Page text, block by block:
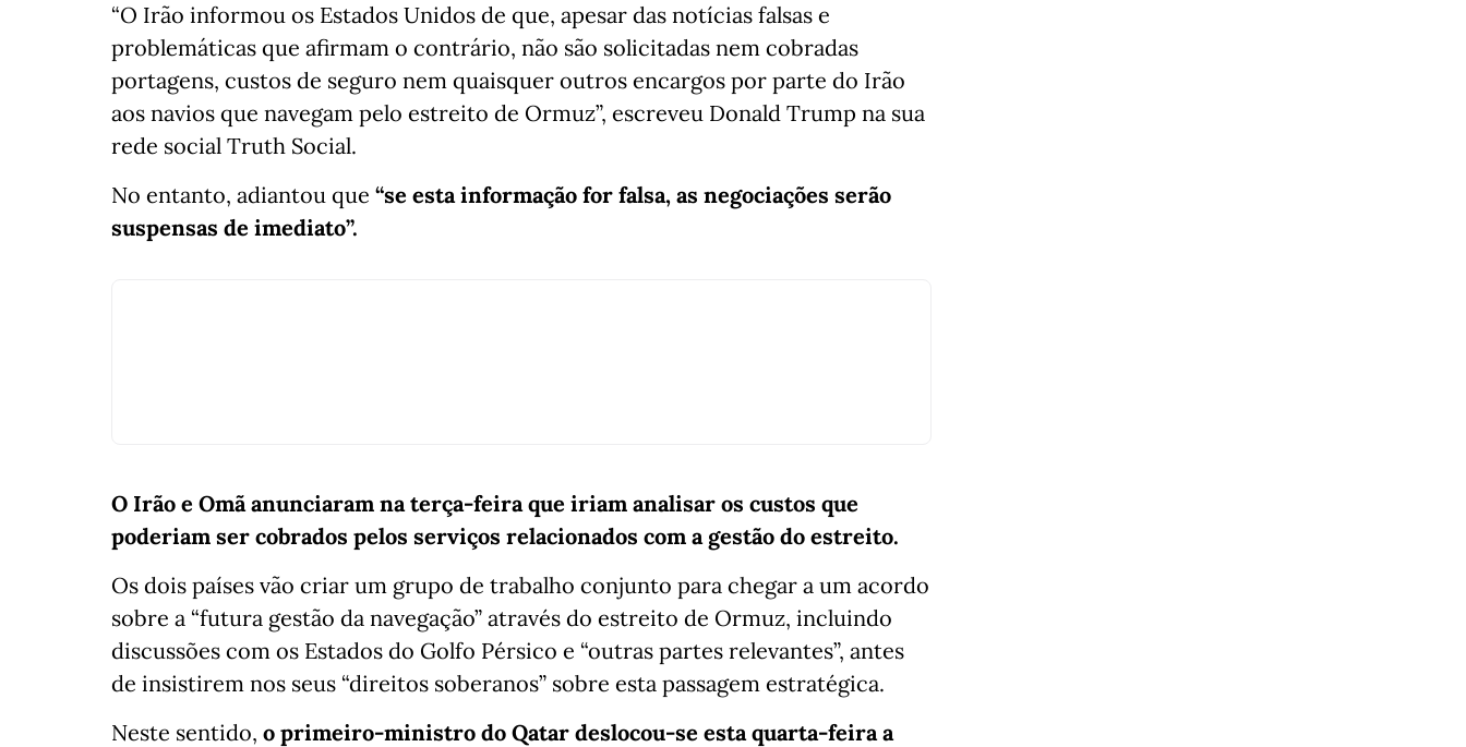
“O Irão informou os Estados Unidos de que, apesar das notícias falsas e
problemáticas que afirmam o contrário, não são solicitadas nem cobradas
portagens, custos de seguro nem quaisquer outros encargos por parte do Irão
aos navios que navegam pelo estreito de Ormuz”, escreveu Donald Trump na sua
rede social Truth Social.
No entanto, adiantou que “se esta informação for falsa, as negociações serão
suspensas de imediato”.
O Irão e Omã anunciaram na terça-feira que iriam analisar os custos que
poderiam ser cobrados pelos serviços relacionados com a gestão do estreito.
Os dois países vão criar um grupo de trabalho conjunto para chegar a um acordo
sobre a “futura gestão da navegação” através do estreito de Ormuz, incluindo
discussões com os Estados do Golfo Pérsico e “outras partes relevantes”, antes
de insistirem nos seus “direitos soberanos” sobre esta passagem estratégica.
Neste sentido, o primeiro-ministro do Qatar deslocou-se esta quarta-feira a